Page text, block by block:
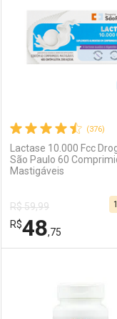
(376)
Lactase 10.000 Fcc
São Paulo 60
Mastigáveis
R$ 59,99
R$48,75
Laboratório
Por Menos